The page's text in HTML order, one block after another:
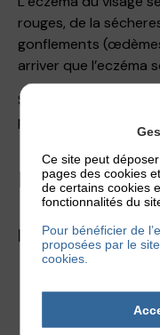
rouges, de la
gonflements
arriver que l’eczéma
Si l’eczéma du
peuvent alors
LES
LES
sans savon,
(car l’eau du
Ce site peut
pages des cookies
de certains cookies
fonctionnalités du
Pour bénéficier de
proposées par le
cookies.